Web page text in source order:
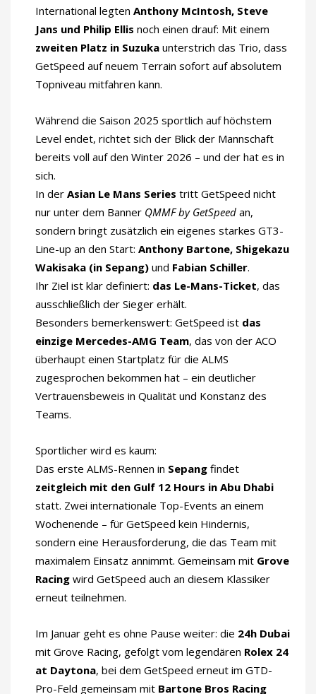
International legten Anthony McIntosh, Steve
Jans und Philip Ellis noch einen drauf: Mit einem
zweiten Platz in Suzuka unterstrich das Trio, dass
GetSpeed auf neuem Terrain sofort auf absolutem
Topniveau mitfahren kann.
Während die Saison 2025 sportlich auf höchstem
Level endet, richtet sich der Blick der Mannschaft
bereits voll auf den Winter 2026 – und der hat es in
sich.
In der Asian Le Mans Series tritt GetSpeed nicht
nur unter dem Banner QMMF by GetSpeed an,
sondern bringt zusätzlich ein eigenes starkes GT3-
Line-up an den Start: Anthony Bartone, Shigekazu
Wakisaka (in Sepang) und Fabian Schiller.
Ihr Ziel ist klar definiert: das Le-Mans-Ticket, das
ausschließlich der Sieger erhält.
Besonders bemerkenswert: GetSpeed ist das
einzige Mercedes-AMG Team, das von der ACO
überhaupt einen Startplatz für die ALMS
zugesprochen bekommen hat – ein deutlicher
Vertrauensbeweis in Qualität und Konstanz des
Teams.
Sportlicher wird es kaum:
Das erste ALMS-Rennen in Sepang findet
zeitgleich mit den Gulf 12 Hours in Abu Dhabi
statt. Zwei internationale Top-Events an einem
Wochenende – für GetSpeed kein Hindernis,
sondern eine Herausforderung, die das Team mit
maximalem Einsatz annimmt. Gemeinsam mit Grove
Racing wird GetSpeed auch an diesem Klassiker
erneut teilnehmen.
Im Januar geht es ohne Pause weiter: die 24h Dubai
mit Grove Racing, gefolgt vom legendären Rolex 24
at Daytona, bei dem GetSpeed erneut im GTD-
Pro-Feld gemeinsam mit Bartone Bros Racing